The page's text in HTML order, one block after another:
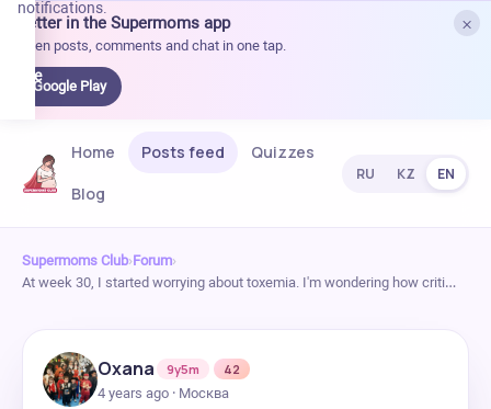
×
Better in the Supermoms app
Open posts, comments and chat in one tap.
Google Play
notifications.
Home Posts feed
Quizzes
Blog
RU KZ EN
Supermoms Club›Forum›
At week 30, I started worrying about toxemia. I'm wondering how criti…
Oxana 9y5m
42
4 years ago · Москва